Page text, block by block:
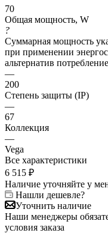
70
Общая мощность, W
?
Суммарная мощность
при применении
альтернатив
—
200
Степень защиты (IP)
—
67
Коллекция
—
Vega
Все характеристики
6 515 ₽
Наличие уточняйте у
Нашли дешевле?
Уточнить наличие
Наши менеджеры
условия заказа